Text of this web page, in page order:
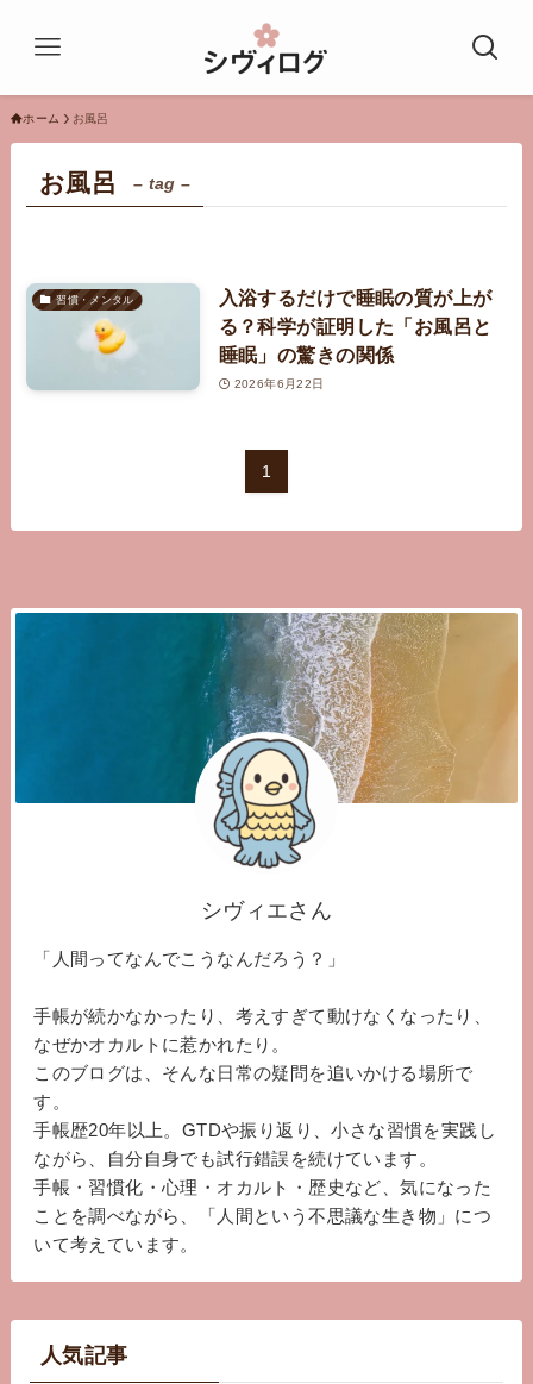
ホーム お風呂
お風呂 – tag –
習慣・メンタル
入浴するだけで睡眠の質が上が
る？科学が証明した「お風呂と
睡眠」の驚きの関係
2026年6月22日
1
シヴィエさん
「人間ってなんでこうなんだろう？」
手帳が続かなかったり、考えすぎて動けなくなったり、
なぜかオカルトに惹かれたり。
このブログは、そんな日常の疑問を追いかける場所で
す。
手帳歴20年以上。GTDや振り返り、小さな習慣を実践し
ながら、自分自身でも試行錯誤を続けています。
手帳・習慣化・心理・オカルト・歴史など、気になった
ことを調べながら、「人間という不思議な生き物」につ
いて考えています。
人気記事